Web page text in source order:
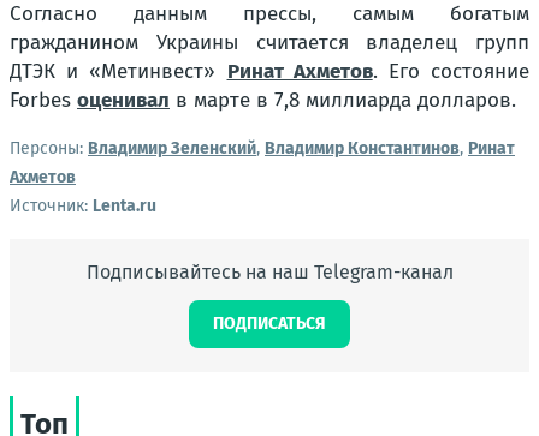
Согласно данным прессы, самым богатым
гражданином Украины считается владелец групп
ДТЭК и «Метинвест» Ринат Ахметов. Его состояние
Forbes оценивал в марте в 7,8 миллиарда долларов.
Персоны: Владимир Зеленский, Владимир Константинов, Ринат
Ахметов
Источник: Lenta.ru
Подписывайтесь на наш Telegram-канал
ПОДПИСАТЬСЯ
Топ